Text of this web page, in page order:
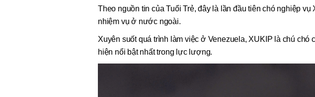
Theo nguồn tin của Tuổi Trẻ, đây là lần đầu tiên chó nghiệp vụ
nhiệm vụ ở nước ngoài.
Xuyên suốt quá trình làm việc ở Venezuela, XUKIP là chú chó
hiện nổi bật nhất trong lực lượng.